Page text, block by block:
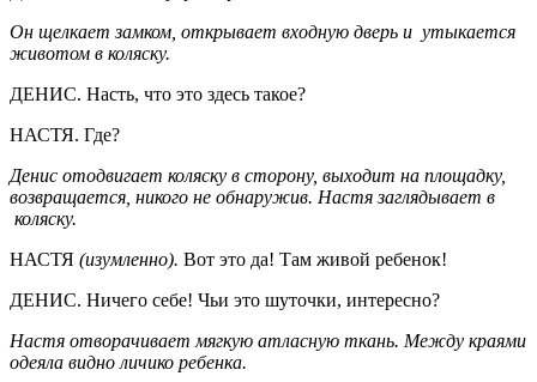
Он щелкает замком, открывает входную дверь и утыкается
животом в коляску.
ДЕНИС. Насть, что это здесь такое?
НАСТЯ. Где?
Денис отодвигает коляску в сторону, выходит на площадку,
возвращается, никого не обнаружив. Настя заглядывает в
коляску.
НАСТЯ (изумленно). Вот это да! Там живой ребенок!
ДЕНИС. Ничего себе! Чьи это шуточки, интересно?
Настя отворачивает мягкую атласную ткань. Между краями
одеяла видно личико ребенка.